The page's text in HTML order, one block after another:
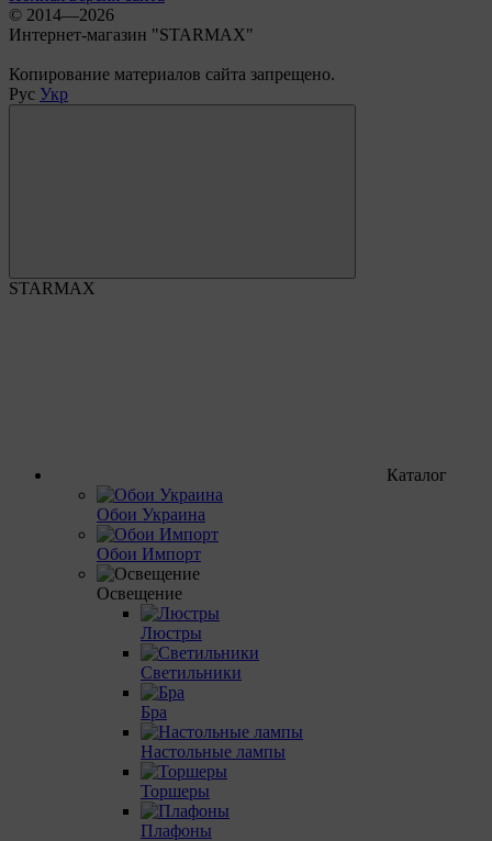
© 2014—2026
Интернет-магазин "STARMAX"
Копирование материалов сайта запрещено.
Рус Укр
STARMAX
Каталог
Обои Украина
Обои Импорт
Освещение
Люстры
Светильники
Бра
Настольные лампы
Торшеры
Плафоны